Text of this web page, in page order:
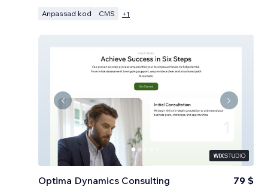
Anpassad kod CMS +1
Optima Dynamics Consulting 79 $